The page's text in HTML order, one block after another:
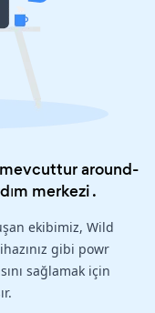
around-
merkezi.
ekibimiz, Wild
gibi powr
sağlamak için